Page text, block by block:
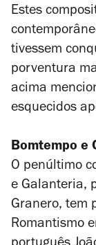
Estes
tivessem
porventura
acima
esquecidos
Bomtempo e
O penúltimo
e Galanteria,
Granero, tem
Romantismo